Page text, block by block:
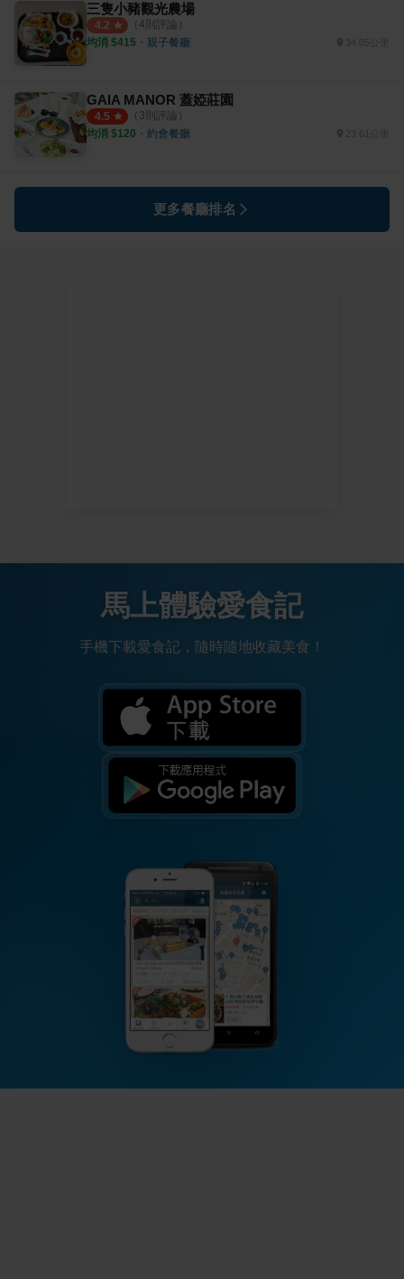
三隻小豬觀光農場
4.2 （ 4則評論）
均消 $415 ・ 親子餐廳 34.05公里
GAIA MANOR 蓋婭莊園
4.5 （ 3則評論）
均消 $120 ・ 約會餐廳 23.61公里
更多餐廳排名
馬上體驗愛食記
手機下載愛食記，隨時隨地收藏美食！